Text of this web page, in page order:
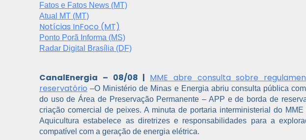
Fatos e Fatos News (MT)
Atual MT (MT)
Notícias InFoco (MT)
Ponto Porã Informa (MS)
Radar Digital Brasília (DF)
CanalEnergia – 08/08 | MME abre consulta sobre
reservatório –O Ministério de Minas e Energia abriu consulta pública
do uso de Área de Preservação Permanente – APP e de borda de
criação comercial de peixes. A minuta de portaria interministerial do
Aquicultura estabelece as diretrizes e responsabilidades para a
compatível com a geração de energia elétrica.